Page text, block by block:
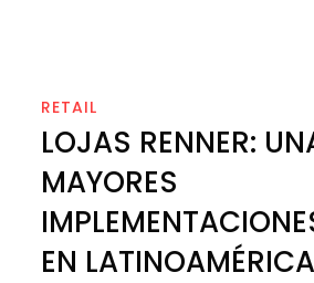
RETAIL
LOJAS RENNER:
MAYORES
EN LATINOAMÉRICA